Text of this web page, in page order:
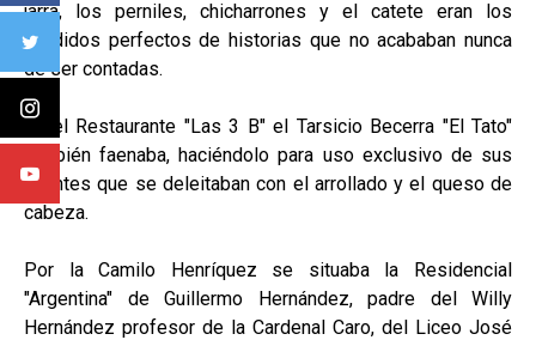
jarra, los perniles, chicharrones y el catete eran los
añadidos perfectos de historias que no acababan nunca
de ser contadas.
En el Restaurante "Las 3 B" el Tarsicio Becerra "El Tato"
también faenaba, haciéndolo para uso exclusivo de sus
clientes que se deleitaban con el arrollado y el queso de
cabeza.
Por la Camilo Henríquez se situaba la Residencial
"Argentina" de Guillermo Hernández, padre del Willy
Hernández profesor de la Cardenal Caro, del Liceo José